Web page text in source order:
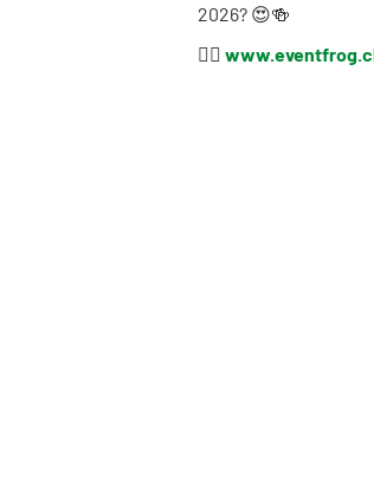
2026? 😍🍻
👉🏻